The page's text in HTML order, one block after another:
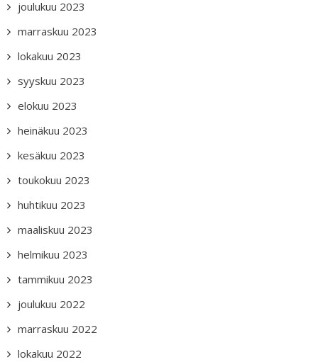
joulukuu 2023
marraskuu 2023
lokakuu 2023
syyskuu 2023
elokuu 2023
heinäkuu 2023
kesäkuu 2023
toukokuu 2023
huhtikuu 2023
maaliskuu 2023
helmikuu 2023
tammikuu 2023
joulukuu 2022
marraskuu 2022
lokakuu 2022